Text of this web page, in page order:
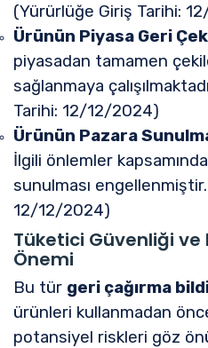
(Yürürlüğe Giriş Tarihi:
Ürünün Piyasa Geri
piyasadan tamamen
sağlanmaya
Tarihi: 12/12/2024)
Ürünün Pazara
İlgili önlemler
sunulması
12/12/2024)
Tüketici Güvenliği ve
Önemi
Bu tür geri çağırma
ürünleri kullanmadan
potansiyel riskleri göz